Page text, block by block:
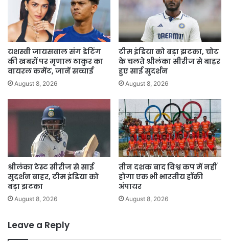
यशस्वी जायसवाल संग डेटिंग
की खबरों पर मृणाल ठाकुर का
वायरल कमेंट, जानें सच्चाई
August 8, 2026
टीम इंडिया को बड़ा झटका, चोट
के चलते श्रीलंका सीरीज से बाहर
हुए साई सुदर्शन
August 8, 2026
श्रीलंका टेस्ट सीरीज से साई
सुदर्शन बाहर, टीम इंडिया को
बड़ा झटका
August 8, 2026
तीन दशक बाद विश्व कप में नहीं
होगा एक भी भारतीय हॉकी
अंपायर
August 8, 2026
Leave a Reply